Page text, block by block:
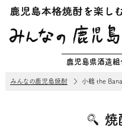
鹿児島県酒造組
みんなの鹿児島焼酎 小鶴 the
焼